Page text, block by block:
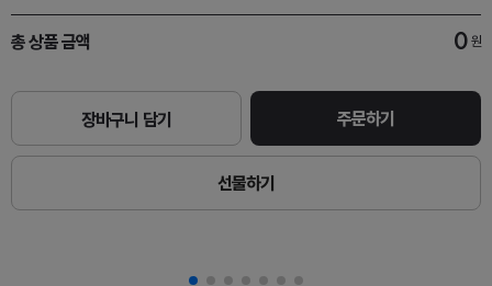
총 상품 금액 0 원
장바구니 담기 주문하기
선물하기